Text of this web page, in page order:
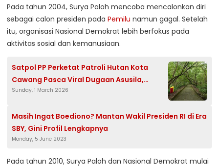
Pada tahun 2004, Surya Paloh mencoba mencalonkan diri
sebagai calon presiden pada Pemilu namun gagal. Setelah
itu, organisasi Nasional Demokrat lebih berfokus pada
aktivitas sosial dan kemanusiaan.
Satpol PP Perketat Patroli Hutan Kota
Cawang Pasca Viral Dugaan Asusila,
Bertekad Jaga Ketertiban Ruang Publik
Sunday, 1 March 2026
Masih Ingat Boediono? Mantan Wakil Presiden RI di Era
SBY, Gini Profil Lengkapnya
Monday, 5 June 2023
Pada tahun 2010, Surya Paloh dan Nasional Demokrat mulai